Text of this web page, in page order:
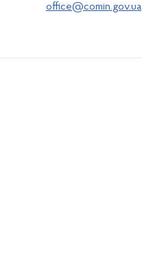
office@comin.gov.ua